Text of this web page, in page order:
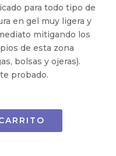
para todo tipo de
en gel muy ligera y
mitigando los
de esta zona
bolsas y ojeras).
probado.